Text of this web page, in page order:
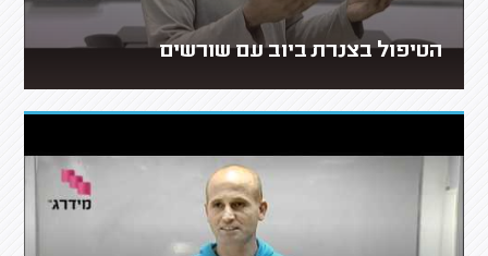
הטיפול בצנרת ביוב עם שורשים